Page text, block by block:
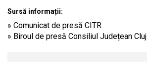
Sursă informații:
» Comunicat de presă CITR
» Biroul de presă Consiliul Județean Cluj